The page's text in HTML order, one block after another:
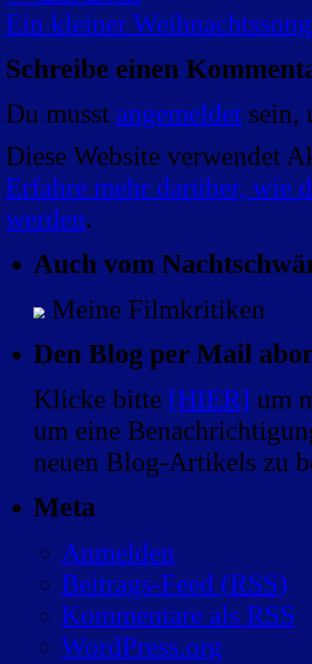
Ein kleiner
Schreibe einen
Du musst angemeldet sein,
Diese Website verwendet
Erfahre mehr darüber, wie
werden.
Auch vom
Meine Filmkritiken
Den Blog per Mail
Klicke bitte [HIER] um
um eine
neuen Blog-Artikels zu
Meta
Anmelden
Beitrags-Feed (RSS)
Kommentare als RSS
WordPress.org